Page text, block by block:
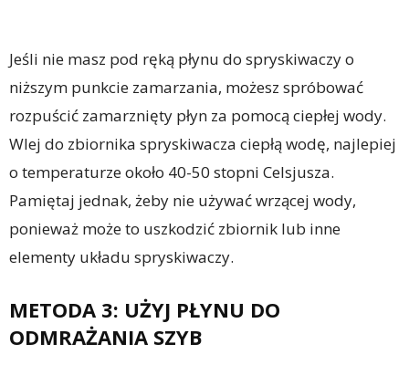
Jeśli nie masz pod ręką płynu do spryskiwaczy o
niższym punkcie zamarzania, możesz spróbować
rozpuścić zamarznięty płyn za pomocą ciepłej wody.
Wlej do zbiornika spryskiwacza ciepłą wodę, najlepiej
o temperaturze około 40-50 stopni Celsjusza.
Pamiętaj jednak, żeby nie używać wrzącej wody,
ponieważ może to uszkodzić zbiornik lub inne
elementy układu spryskiwaczy.
METODA 3: UŻYJ PŁYNU DO
ODMRAŻANIA SZYB